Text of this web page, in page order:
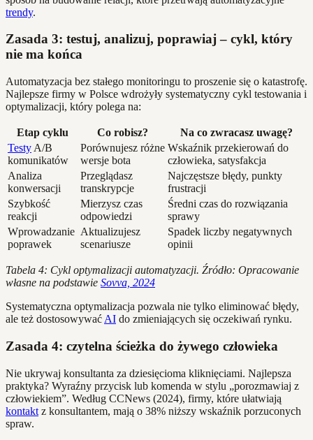
trendy.
Zasada 3: testuj, analizuj, poprawiaj – cykl, który
nie ma końca
Automatyzacja bez stałego monitoringu to proszenie się o katastrofę.
Najlepsze firmy w Polsce wdrożyły systematyczny cykl testowania i
optymalizacji, który polega na:
Etap cyklu Co robisz?
Na co zwracasz uwagę?
Testy A/B
komunikatów
Porównujesz różne
wersje bota
Wskaźnik przekierowań do
człowieka, satysfakcja
Analiza
konwersacji
Przeglądasz
transkrypcje
Najczęstsze błędy, punkty
frustracji
Szybkość
reakcji
Mierzysz czas
odpowiedzi
Średni czas do rozwiązania
sprawy
Wprowadzanie
poprawek
Aktualizujesz
scenariusze
Spadek liczby negatywnych
opinii
Tabela 4: Cykl optymalizacji automatyzacji. Źródło: Opracowanie
własne na podstawie Sovva, 2024
Systematyczna optymalizacja pozwala nie tylko eliminować błędy,
ale też dostosowywać AI do zmieniających się oczekiwań rynku.
Zasada 4: czytelna ścieżka do żywego człowieka
Nie ukrywaj konsultanta za dziesięcioma kliknięciami. Najlepsza
praktyka? Wyraźny przycisk lub komenda w stylu „porozmawiaj z
człowiekiem”. Według CCNews (2024), firmy, które ułatwiają
kontakt z konsultantem, mają o 38% niższy wskaźnik porzuconych
spraw.